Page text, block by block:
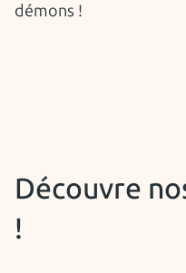
démons !
Découvre
!